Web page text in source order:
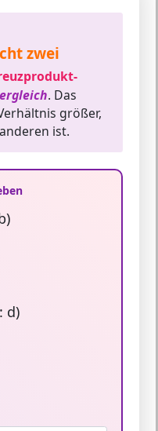
zwei
. Das
größer,
ist.
d)